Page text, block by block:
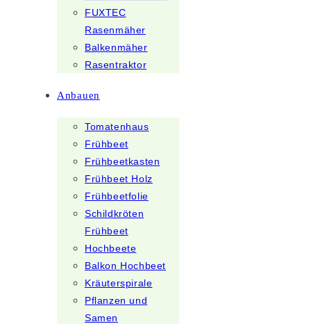
FUXTEC
Rasenmäher
Balkenmäher
Rasentraktor
Anbauen
Tomatenhaus
Frühbeet
Frühbeetkasten
Frühbeet Holz
Frühbeetfolie
Schildkröten
Frühbeet
Hochbeete
Balkon Hochbeet
Kräuterspirale
Pflanzen und
Samen